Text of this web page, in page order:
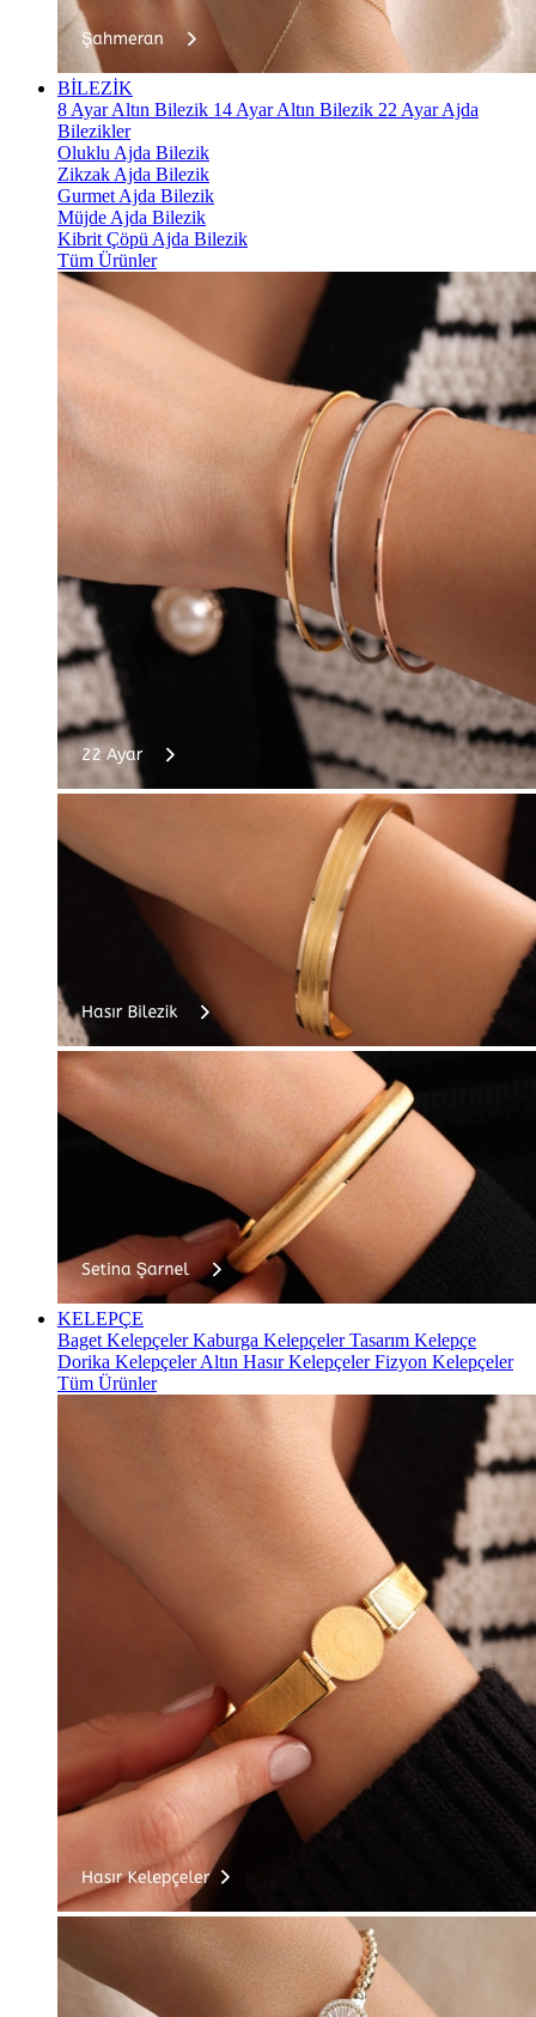
BİLEZİK
8 Ayar Altın Bilezik 14 Ayar Altın Bilezik 22 Ayar Ajda
Bilezikler
Oluklu Ajda Bilezik
Zikzak Ajda Bilezik
Gurmet Ajda Bilezik
Müjde Ajda Bilezik
Kibrit Çöpü Ajda Bilezik
Tüm Ürünler
KELEPÇE
Baget KelepçelerKaburga KelepçelerTasarım Kelepçe
Dorika KelepçelerAltın Hasır KelepçelerFizyon Kelepçeler
Tüm Ürünler